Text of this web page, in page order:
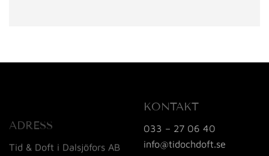
ADRESS
Tid & Doft i Dalsjöfors AB
KONTAKT
033 – 27 06 40
info@tidochdoft.se